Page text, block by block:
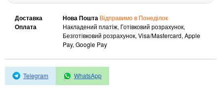
Автономне живлення
Автоматичні вимикачі
Акумулятори для ДБЖ
Доставка Нова Пошта Відправимо в Понеділок
Оплата
Накладений платіж, Готівковий розрахунок,
Безготівковий розрахунок, Visa/Mastercard, Apple
Pay, Google Pay
Telegram WhatsApp